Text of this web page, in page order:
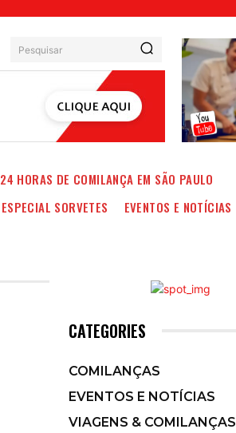
Pesquisar
24 HORAS DE COMILANÇA EM SÃO PAULO
ESPECIAL SORVETES EVENTOS E NOTÍCIAS
CATEGORIES
COMILANÇAS
EVENTOS E NOTÍCIAS
VIAGENS & COMILANÇAS